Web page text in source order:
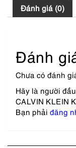
Đánh giá (0)
Đánh
Chưa có đánh
Hãy là người
CALVIN KLEIN
Bạn phải đăng